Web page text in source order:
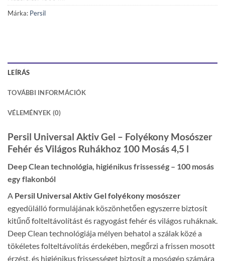
Márka: Persil
LEÍRÁS
TOVÁBBI INFORMÁCIÓK
VÉLEMÉNYEK (0)
Persil Universal Aktiv Gel – Folyékony Mosószer
Fehér és Világos Ruhákhoz 100 Mosás 4,5 l
Deep Clean technológia, higiénikus frissesség – 100 mosás
egy flakonból
A Persil Universal Aktiv Gel folyékony mosószer
egyedülálló formulájának köszönhetően egyszerre biztosít
kitűnő folteltávolítást és ragyogást fehér és világos ruháknak.
Deep Clean technológiája mélyen behatol a szálak közé a
tökéletes folteltávolítás érdekében, megőrzi a frissen mosott
érzést, és higiénikus frissességet biztosít a mosógép számára